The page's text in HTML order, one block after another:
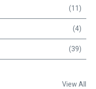
(11)
(4)
(39)
View All